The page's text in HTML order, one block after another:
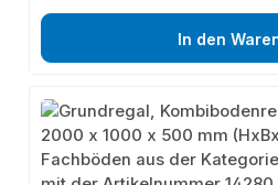
In den